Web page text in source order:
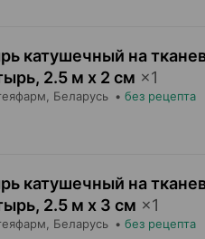
катушечный на
, 2.5 м х 2 см ×1
, Беларусь • без рецепта
катушечный на
, 2.5 м х 3 см ×1
, Беларусь • без рецепта